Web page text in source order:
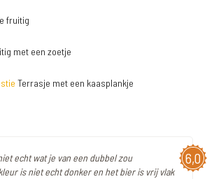
fruitig
met een zoetje
Terrasje met een kaasplankje
6,0
echt wat je van een dubbel zou
is niet echt donker en het bier is vrij vlak